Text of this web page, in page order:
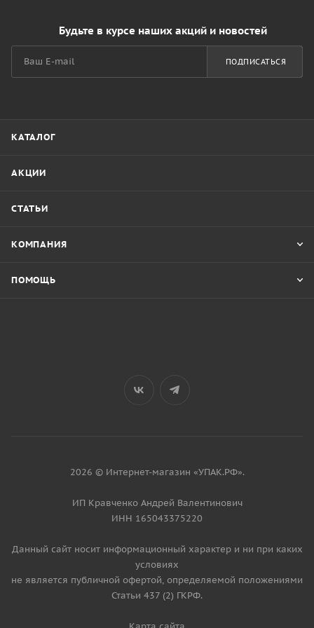
Будьте в курсе наших акций и новостей
ПОДПИСАТЬСЯ
КАТАЛОГ
АКЦИИ
СТАТЬИ
КОМПАНИЯ
ПОМОЩЬ
2026 © Интернет-магазин «УПАК.РФ».
ИП Кравченко Андрей Валентинович
ИНН 165043375220
Данный сайт носит информационный характер и ни при каких
условиях
не является публичной офертой, определяемой положениями
Статьи 437 (2) ГКРФ.